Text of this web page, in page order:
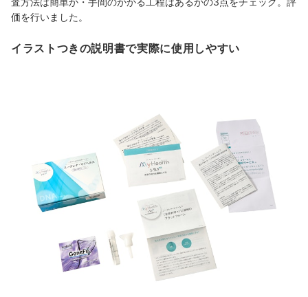
価を行いました。
イラストつきの説明書で実際に使用しやすい